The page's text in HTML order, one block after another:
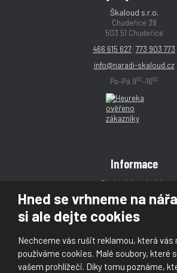
Hned se vrhneme na
si ale dejte cookies
Nechceme vás rušit reklamou, která vás
používáme cookies. Malé soubory, které
vašem prohlížeči. Díky tomu poznáme,
Škaloud s.r.o.
Chudeřice 38
503 51 Chudeřice
466 615 627; 773 903 773
info@naradi-skaloud.cz
Po–Pá 900–1600
Informace
Obchodní podmínky
Reklamace
Magazín
Kontakt